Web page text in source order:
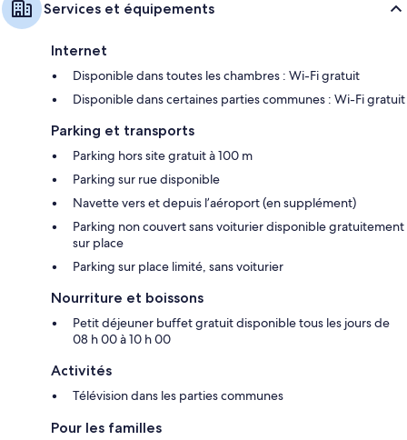
Services et équipements
Internet
Disponible dans toutes les chambres : Wi-Fi gratuit
Disponible dans certaines parties communes : Wi-Fi gratuit
Parking et transports
Parking hors site gratuit à 100 m
Parking sur rue disponible
Navette vers et depuis l’aéroport (en supplément)
Parking non couvert sans voiturier disponible gratuitement
sur place
Parking sur place limité, sans voiturier
Nourriture et boissons
Petit déjeuner buffet gratuit disponible tous les jours de
08 h 00 à 10 h 00
Activités
Télévision dans les parties communes
Pour les familles